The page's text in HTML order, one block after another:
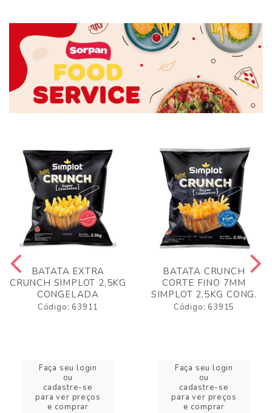
BATATA EXTRA
CRUNCH SIMPLOT 2,5KG
CONGELADA
Código: 63911
Faça seu login
ou
cadastre-se
para ver preços
e comprar
BATATA CRUNCH
CORTE FINO 7MM
SIMPLOT 2,5KG CONG.
Código: 63915
Faça seu login
ou
cadastre-se
para ver preços
e comprar